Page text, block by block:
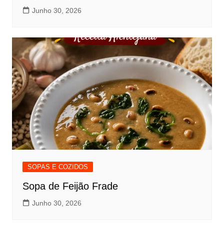
Junho 30, 2026
SOPAS E COZIDOS
Sopa de Feijão Frade
Junho 30, 2026